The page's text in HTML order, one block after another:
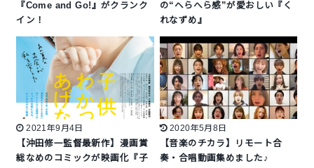
『Come and Go!』がクランク
イン！
の“へらへら感”が愛おしい『く
れなずめ』
2021年9月4日
【沖田修一監督最新作】漫画賞
総なめのコミックが映画化『子
2020年5月8日
【音楽のチカラ】リモート合
奏・合唱動画集めました♪